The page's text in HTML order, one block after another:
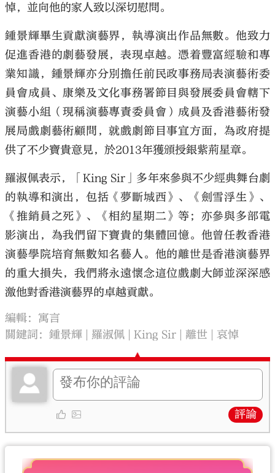
悼，並向他的家人致以深切慰問。
鍾景輝畢生貢獻演藝界，執導演出作品無數。他致力
促進香港的劇藝發展，表現卓越。憑着豐富經驗和專
業知識，鍾景輝亦分別擔任前民政事務局表演藝術委
員會成員、康樂及文化事務署節目與發展委員會轄下
演藝小組（現稱演藝專責委員會）成員及香港藝術發
展局戲劇藝術顧問，就戲劇節目事宜方面，為政府提
供了不少寶貴意見，於2013年獲頒授銀紫荊星章。
羅淑佩表示，「King Sir」多年來參與不少經典舞台劇
的執導和演出，包括《夢斷城西》、《劍雪浮生》、
《推銷員之死》、《相約星期二》等；亦參與多部電
影演出，為我們留下寶貴的集體回憶。他曾任教香港
演藝學院培育無數知名藝人。他的離世是香港演藝界
的重大損失，我們將永遠懷念這位戲劇大師並深深感
激他對香港演藝界的卓越貢獻。
編輯：寓言
關鍵詞：鍾景輝 羅淑佩 King Sir 離世 哀悼
評論